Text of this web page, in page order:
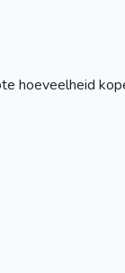
hoeveelheid